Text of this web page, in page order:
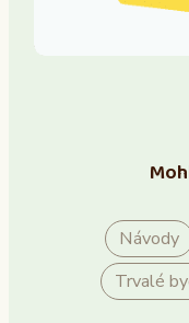
Návody
Trvalé